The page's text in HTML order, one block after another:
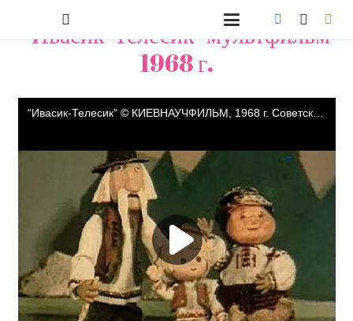
"Ивасик-Телесик" мультфильм
1968 г.